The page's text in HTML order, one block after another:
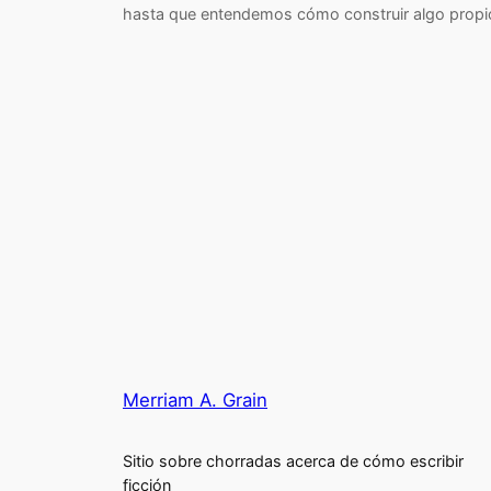
hasta que entendemos cómo construir algo
Merriam A. Grain
Sitio sobre chorradas acerca de cómo escribir
ficción